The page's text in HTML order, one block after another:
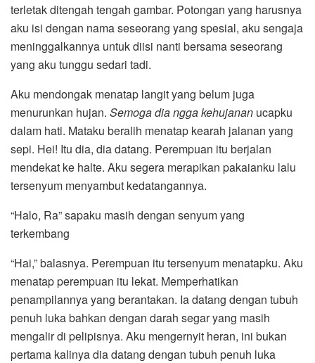
terletak ditengah tengah gambar. Potongan yang harusnya
aku isi dengan nama seseorang yang spesial, aku sengaja
meninggalkannya untuk diisi nanti bersama seseorang
yang aku tunggu sedari tadi.
Aku mendongak menatap langit yang belum juga
menurunkan hujan. Semoga dia ngga kehujanan ucapku
dalam hati. Mataku beralih menatap kearah jalanan yang
sepi. Hei! Itu dia, dia datang. Perempuan itu berjalan
mendekat ke halte. Aku segera merapikan pakaianku lalu
tersenyum menyambut kedatangannya.
“Halo, Ra” sapaku masih dengan senyum yang
terkembang
“Hai,” balasnya. Perempuan itu tersenyum menatapku. Aku
menatap perempuan itu lekat. Memperhatikan
penampilannya yang berantakan. Ia datang dengan tubuh
penuh luka bahkan dengan darah segar yang masih
mengalir di pelipisnya. Aku mengernyit heran, ini bukan
pertama kalinya dia datang dengan tubuh penuh luka